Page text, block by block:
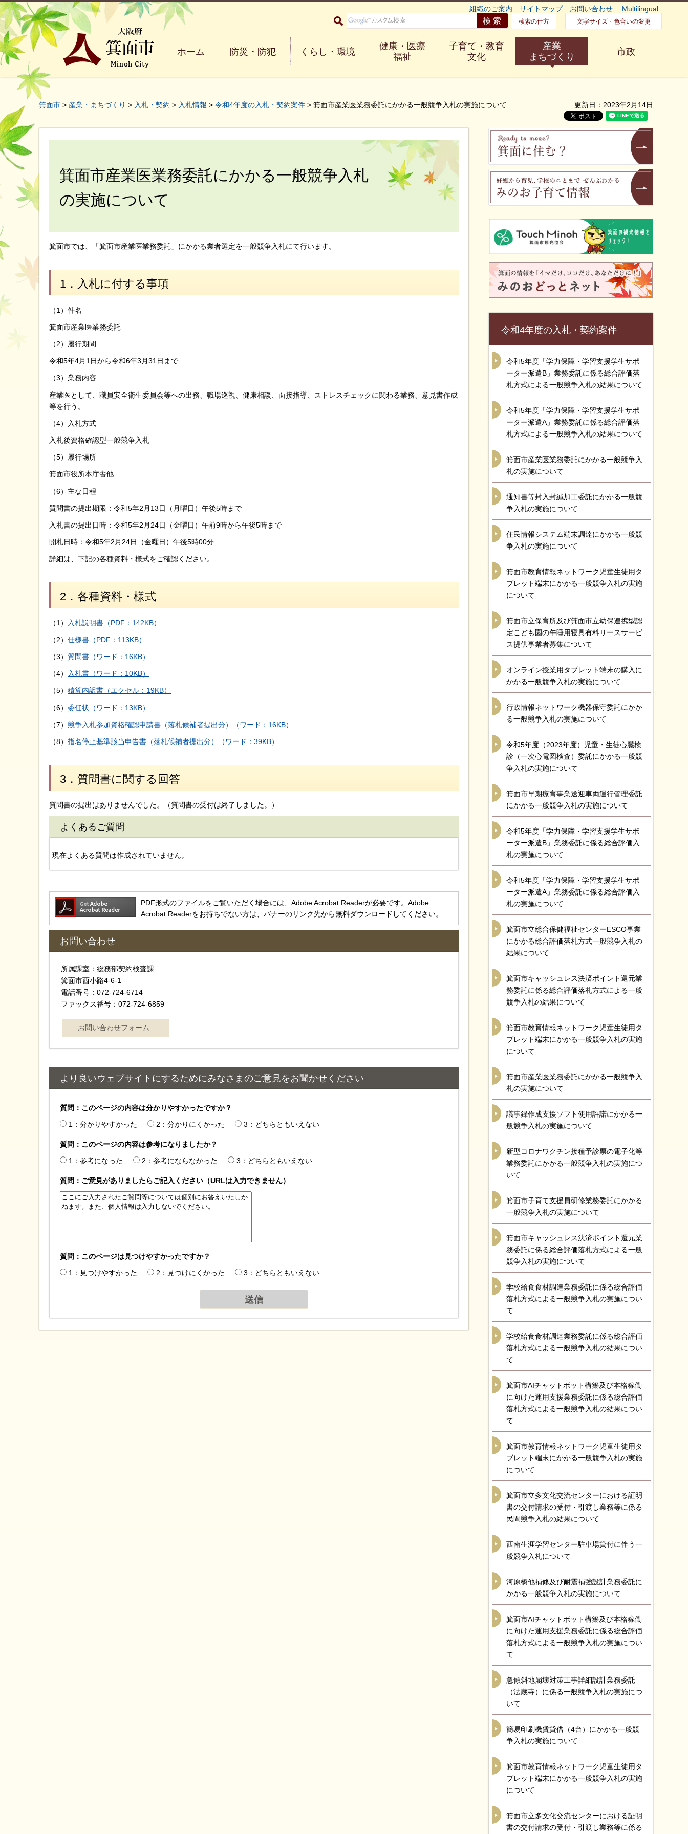
大阪府箕面市 Minoh City
組織のご案内 サイトマップ お問い合わせ Multilingual
検索の仕方 文字サイズ・色合いの変更
ホーム 防災・防犯 くらし・環境
健康・医療
福祉
子育て・教育
文化
産業
まちづくり
市政
箕面市 > 産業・まちづくり > 入札・契約 > 入札情報 > 令和4年度の入札・契約案件 > 箕面市産業医業務委託にかかる一般競争入札の実施について 更新日：2023年2月14日
箕面市産業医業務委託にかかる一般競争入札
の実施について
箕面市では、「箕面市産業医業務委託」にかかる業者選定を一般競争入札にて行います。
1．入札に付する事項
（1）件名
箕面市産業医業務委託
（2）履行期間
令和5年4月1日から令和6年3月31日まで
（3）業務内容
産業医として、職員安全衛生委員会等への出務、職場巡視、健康相談、面接指導、ストレスチェックに関わる業務、意見書作成
等を行う。
（4）入札方式
入札後資格確認型一般競争入札
（5）履行場所
箕面市役所本庁舎他
（6）主な日程
質問書の提出期限：令和5年2月13日（月曜日）午後5時まで
入札書の提出日時：令和5年2月24日（金曜日）午前9時から午後5時まで
開札日時：令和5年2月24日（金曜日）午後5時00分
詳細は、下記の各種資料・様式をご確認ください。
2．各種資料・様式
（1） 入札説明書（PDF：142KB）
（2） 仕様書（PDF：113KB）
（3） 質問書（ワード：16KB）
（4） 入札書（ワード：10KB）
（5） 積算内訳書（エクセル：19KB）
（6） 委任状（ワード：13KB）
（7） 競争入札参加資格確認申請書（落札候補者提出分）（ワード：16KB）
（8） 指名停止基準該当申告書（落札候補者提出分）（ワード：39KB）
3．質問書に関する回答
質問書の提出はありませんでした。（質問書の受付は終了しました。）
よくあるご質問
現在よくある質問は作成されていません。
PDF形式のファイルをご覧いただく場合には、Adobe Acrobat Readerが必要です。Adobe
Acrobat Readerをお持ちでない方は、バナーのリンク先から無料ダウンロードしてください。
お問い合わせ
所属課室：総務部契約検査課
箕面市西小路4‐6‐1
電話番号：072-724-6714
ファックス番号：072-724-6859
より良いウェブサイトにするためにみなさまのご意見をお聞かせください
質問：このページの内容は分かりやすかったですか？
1：分かりやすかった
2：分かりにくかった 3：どちらともいえない
質問：このページの内容は参考になりましたか？
1：参考になった
2：参考にならなかった 3：どちらともいえない
質問：ご意見がありましたらご記入ください（URLは入力できません）
質問：このページは見つけやすかったですか？
1：見つけやすかった
2：見つけにくかった 3：どちらともいえない
令和4年度の入札・契約案件
令和5年度「学力保障・学習支援学生サポ
ーター派遣B」業務委託に係る総合評価落
札方式による一般競争入札の結果について
令和5年度「学力保障・学習支援学生サポ
ーター派遣A」業務委託に係る総合評価落
札方式による一般競争入札の結果について
箕面市産業医業務委託にかかる一般競争入
札の実施について
通知書等封入封緘加工委託にかかる一般競
争入札の実施について
住民情報システム端末調達にかかる一般競
争入札の実施について
箕面市教育情報ネットワーク児童生徒用タ
ブレット端末にかかる一般競争入札の実施
について
箕面市立保育所及び箕面市立幼保連携型認
定こども園の午睡用寝具有料リースサービ
ス提供事業者募集について
オンライン授業用タブレット端末の購入に
かかる一般競争入札の実施について
行政情報ネットワーク機器保守委託にかか
る一般競争入札の実施について
令和5年度（2023年度）児童・生徒心臓検
診（一次心電図検査）委託にかかる一般競
争入札の実施について
箕面市早期療育事業送迎車両運行管理委託
にかかる一般競争入札の実施について
令和5年度「学力保障・学習支援学生サポ
ーター派遣B」業務委託に係る総合評価入
札の実施について
令和5年度「学力保障・学習支援学生サポ
ーター派遣A」業務委託に係る総合評価入
札の実施について
箕面市立総合保健福祉センターESCO事業
にかかる総合評価落札方式一般競争入札の
結果について
箕面市キャッシュレス決済ポイント還元業
務委託に係る総合評価落札方式による一般
競争入札の結果について
箕面市教育情報ネットワーク児童生徒用タ
ブレット端末にかかる一般競争入札の実施
について
箕面市産業医業務委託にかかる一般競争入
札の実施について
議事録作成支援ソフト使用許諾にかかる一
般競争入札の実施について
新型コロナワクチン接種予診票の電子化等
業務委託にかかる一般競争入札の実施につ
いて
箕面市子育て支援員研修業務委託にかかる
一般競争入札の実施について
箕面市キャッシュレス決済ポイント還元業
務委託に係る総合評価落札方式による一般
競争入札の実施について
学校給食食材調達業務委託に係る総合評価
落札方式による一般競争入札の実施につい
て
学校給食食材調達業務委託に係る総合評価
落札方式による一般競争入札の結果につい
て
箕面市AIチャットボット構築及び本格稼働
に向けた運用支援業務委託に係る総合評価
落札方式による一般競争入札の結果につい
て
箕面市教育情報ネットワーク児童生徒用タ
ブレット端末にかかる一般競争入札の実施
について
箕面市立多文化交流センターにおける証明
書の交付請求の受付・引渡し業務等に係る
民間競争入札の結果について
西南生涯学習センター駐車場貸付に伴う一
般競争入札について
河原橋他補修及び耐震補強設計業務委託に
かかる一般競争入札の実施について
箕面市AIチャットボット構築及び本格稼働
に向けた運用支援業務委託に係る総合評価
落札方式による一般競争入札の実施につい
て
急傾斜地崩壊対策工事詳細設計業務委託
（法蔵寺）に係る一般競争入札の実施につ
いて
簡易印刷機賃貸借（4台）にかかる一般競
争入札の実施について
箕面市教育情報ネットワーク児童生徒用タ
ブレット端末にかかる一般競争入札の実施
について
箕面市立多文化交流センターにおける証明
書の交付請求の受付・引渡し業務等に係る